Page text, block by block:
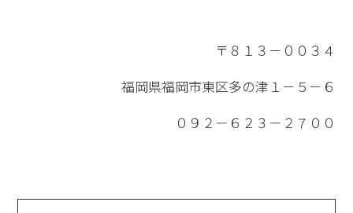
〒８１３－００３４
福岡県福岡市東区多の津１－５－６
０９２－６２３－２７００